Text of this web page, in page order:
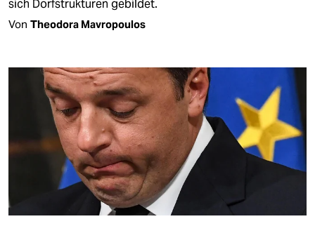
sich Dorfstrukturen gebildet.
Von Theodora Mavropoulos